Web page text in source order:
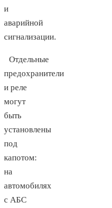
и
аварийной
сигнализации.
Отдельные
предохранители
и реле
могут
быть
установлены
под
капотом:
на
автомобилях
с АБС